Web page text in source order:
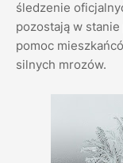
śledzenie
pozostają w
pomoc
silnych mrozów.